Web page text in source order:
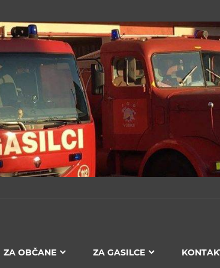
ZA OBČANE ZA GASILCE